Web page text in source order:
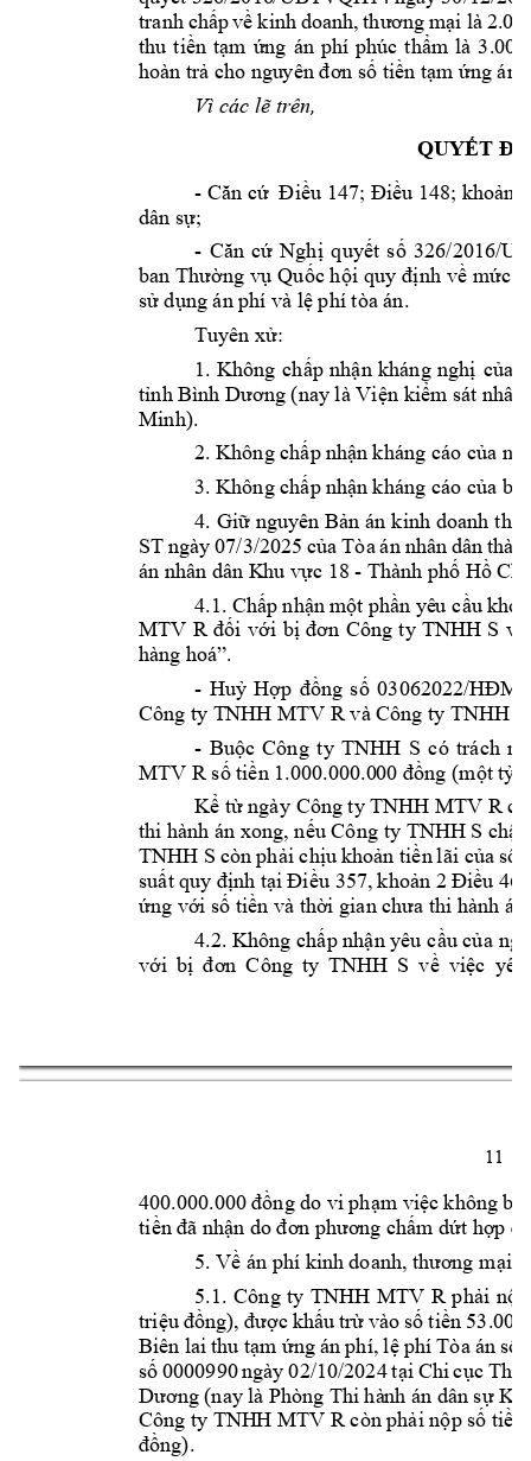
tranh chấp về kinh doanh, thương mại là
thu tiền tạm ứng án phí phúc thẩm là
hoàn trả cho nguyên đơn số tiền tạm ứng án
Vì các lẽ trên,
QUYẾT ĐỊ
- Căn cứ Điều 147; Điều 148; khoản
dân sự;
- Căn cứ Nghị quyết số 326/2016/
ban Thường vụ Quốc hội quy định về mức
sử dụng án phí và lệ phí tòa án.
Tuyên xử:
1. Không chấp nhận kháng nghị của
tỉnh Bình Dương (nay là Viện kiểm sát
Minh).
2. Không chấp nhận kháng cáo của n
3. Không chấp nhận kháng cáo của b
4. Giữ nguyên Bản án kinh doanh
ST ngày 07/3/2025 của Tòa án nhân dân
án nhân dân Khu vực 18 - Thành phố Hồ
4.1. Chấp nhận một phần yêu cầu khở
MTV R đối với bị đơn Công ty TNHH S v
hàng hoá”.
- Huỷ Hợp đồng số 03062022/
Công ty TNHH MTV R và Công ty TNHH
- Buộc Công ty TNHH S có trách
MTV R số tiền 1.000.000.000 đồng (một tỷ
Kể từ ngày Công ty TNHH MTV R
thi hành án xong, nếu Công ty TNHH S chậ
TNHH S còn phải chịu khoản tiền lãi của số
suất quy định tại Điều 357, khoản 2 Điều
ứng với số tiền và thời gian chưa thi hành án.
4.2. Không chấp nhận yêu cầu của
với bị đơn Công ty TNHH S về việc yêu
11
400.000.000 đồng do vi phạm việc không b
tiền đã nhận do đơn phương chấm dứt hợp
5. Về án phí kinh doanh, thương mại
5.1. Công ty TNHH MTV R phải nộ
triệu đồng), được khấu trừ vào số tiền 53.0
Biên lai thu tạm ứng án phí, lệ phíTòa án số
số 0000990 ngày 02/10/2024 tại Chi cục Thi
Dương (nay là Phòng Thi hành án dân sự
Công ty TNHH MTV R còn phải nộp số tiền
đồng).